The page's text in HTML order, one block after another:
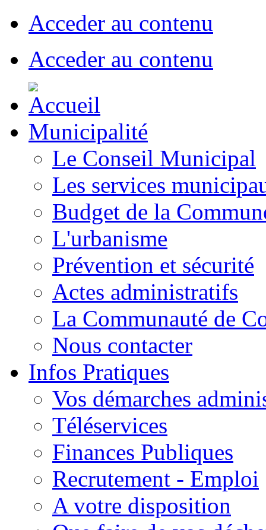
Acceder au contenu
Acceder au contenu
Municipalité
Le Conseil Municipal
Les services
Budget de la
L'urbanisme
Prévention et sécurité
Actes administratifs
La Communauté de
Nous contacter
Infos Pratiques
Vos démarches
Téléservices
Finances Publiques
Recrutement - Emploi
A votre disposition